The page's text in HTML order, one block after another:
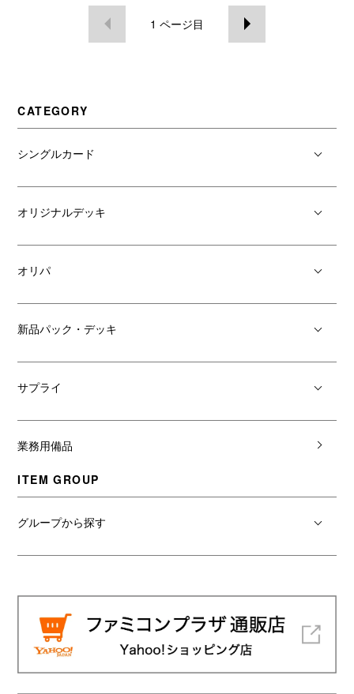
1 ページ目
CATEGORY
シングルカード
オリジナルデッキ
オリパ
新品パック・デッキ
サプライ
業務用備品
ITEM GROUP
グループから探す